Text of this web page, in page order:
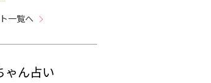
一覧へ
ゃん占い